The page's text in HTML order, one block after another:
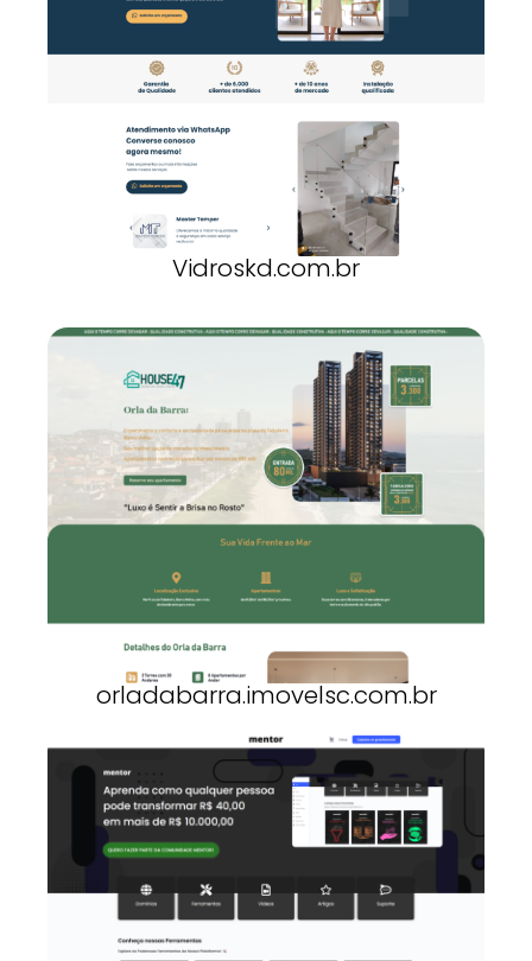
Vidroskd.com.br
orladabarra.imovelsc.com.br